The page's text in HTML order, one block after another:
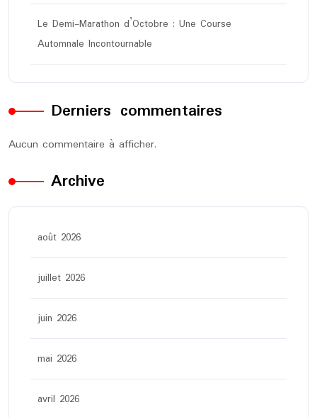
Le Demi-Marathon d’Octobre : Une Course
Automnale Incontournable
Derniers commentaires
Aucun commentaire à afficher.
Archive
août 2026
juillet 2026
juin 2026
mai 2026
avril 2026